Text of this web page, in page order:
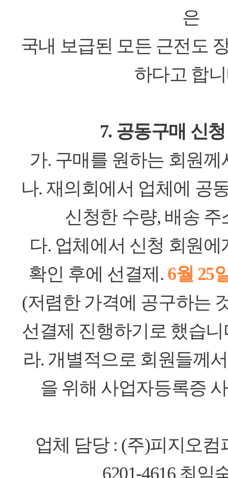
은
국내 보급된 모든 근전도
하다고 합
7. 공동구매 신
가. 구매를 원하는 회원
나. 재의회에서 업체에 공
신청한 수량, 배송 주
다. 업체에서 신청 회원
확인 후에 선결제. 6월 25
(저렴한 가격에 공구하는
선결제 진행하기로 했습
라. 개별적으로 회원들께
을 위해 사업자등록증
업체 담당 : (주)피지오컴
6201-4616 최임